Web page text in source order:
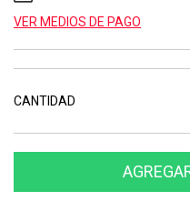
VER MEDIOS DE PAGO
CANTIDAD